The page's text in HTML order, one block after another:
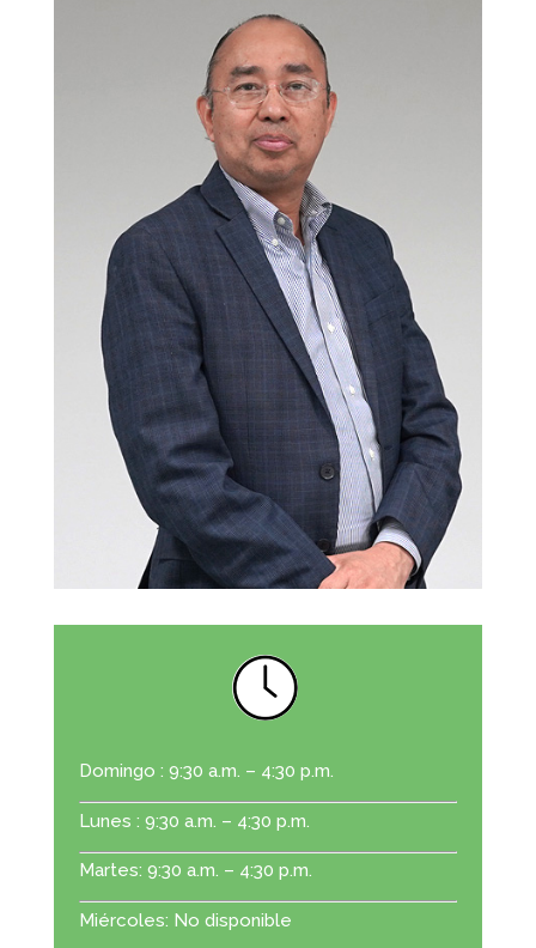
Domingo : 9:30 a.m. – 4:30 p.m.
Lunes : 9:30 a.m. – 4:30 p.m.
Martes: 9:30 a.m. – 4:30 p.m.
Miércoles: No disponible